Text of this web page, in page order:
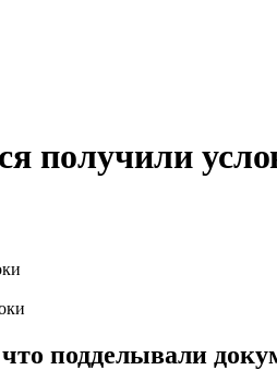
получили
подделывали